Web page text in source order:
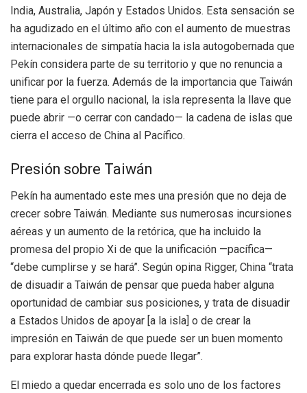
India, Australia, Japón y Estados Unidos. Esta sensación se
ha agudizado en el último año con el aumento de muestras
internacionales de simpatía hacia la isla autogobernada que
Pekín considera parte de su territorio y que no renuncia a
unificar por la fuerza. Además de la importancia que Taiwán
tiene para el orgullo nacional, la isla representa la llave que
puede abrir —o cerrar con candado— la cadena de islas que
cierra el acceso de China al Pacífico.
Presión sobre Taiwán
Pekín ha aumentado este mes una presión que no deja de
crecer sobre Taiwán. Mediante sus numerosas incursiones
aéreas y un aumento de la retórica, que ha incluido la
promesa del propio Xi de que la unificación —pacífica—
“debe cumplirse y se hará”. Según opina Rigger, China “trata
de disuadir a Taiwán de pensar que pueda haber alguna
oportunidad de cambiar sus posiciones, y trata de disuadir
a Estados Unidos de apoyar [a la isla] o de crear la
impresión en Taiwán de que puede ser un buen momento
para explorar hasta dónde puede llegar”.
El miedo a quedar encerrada es solo uno de los factores